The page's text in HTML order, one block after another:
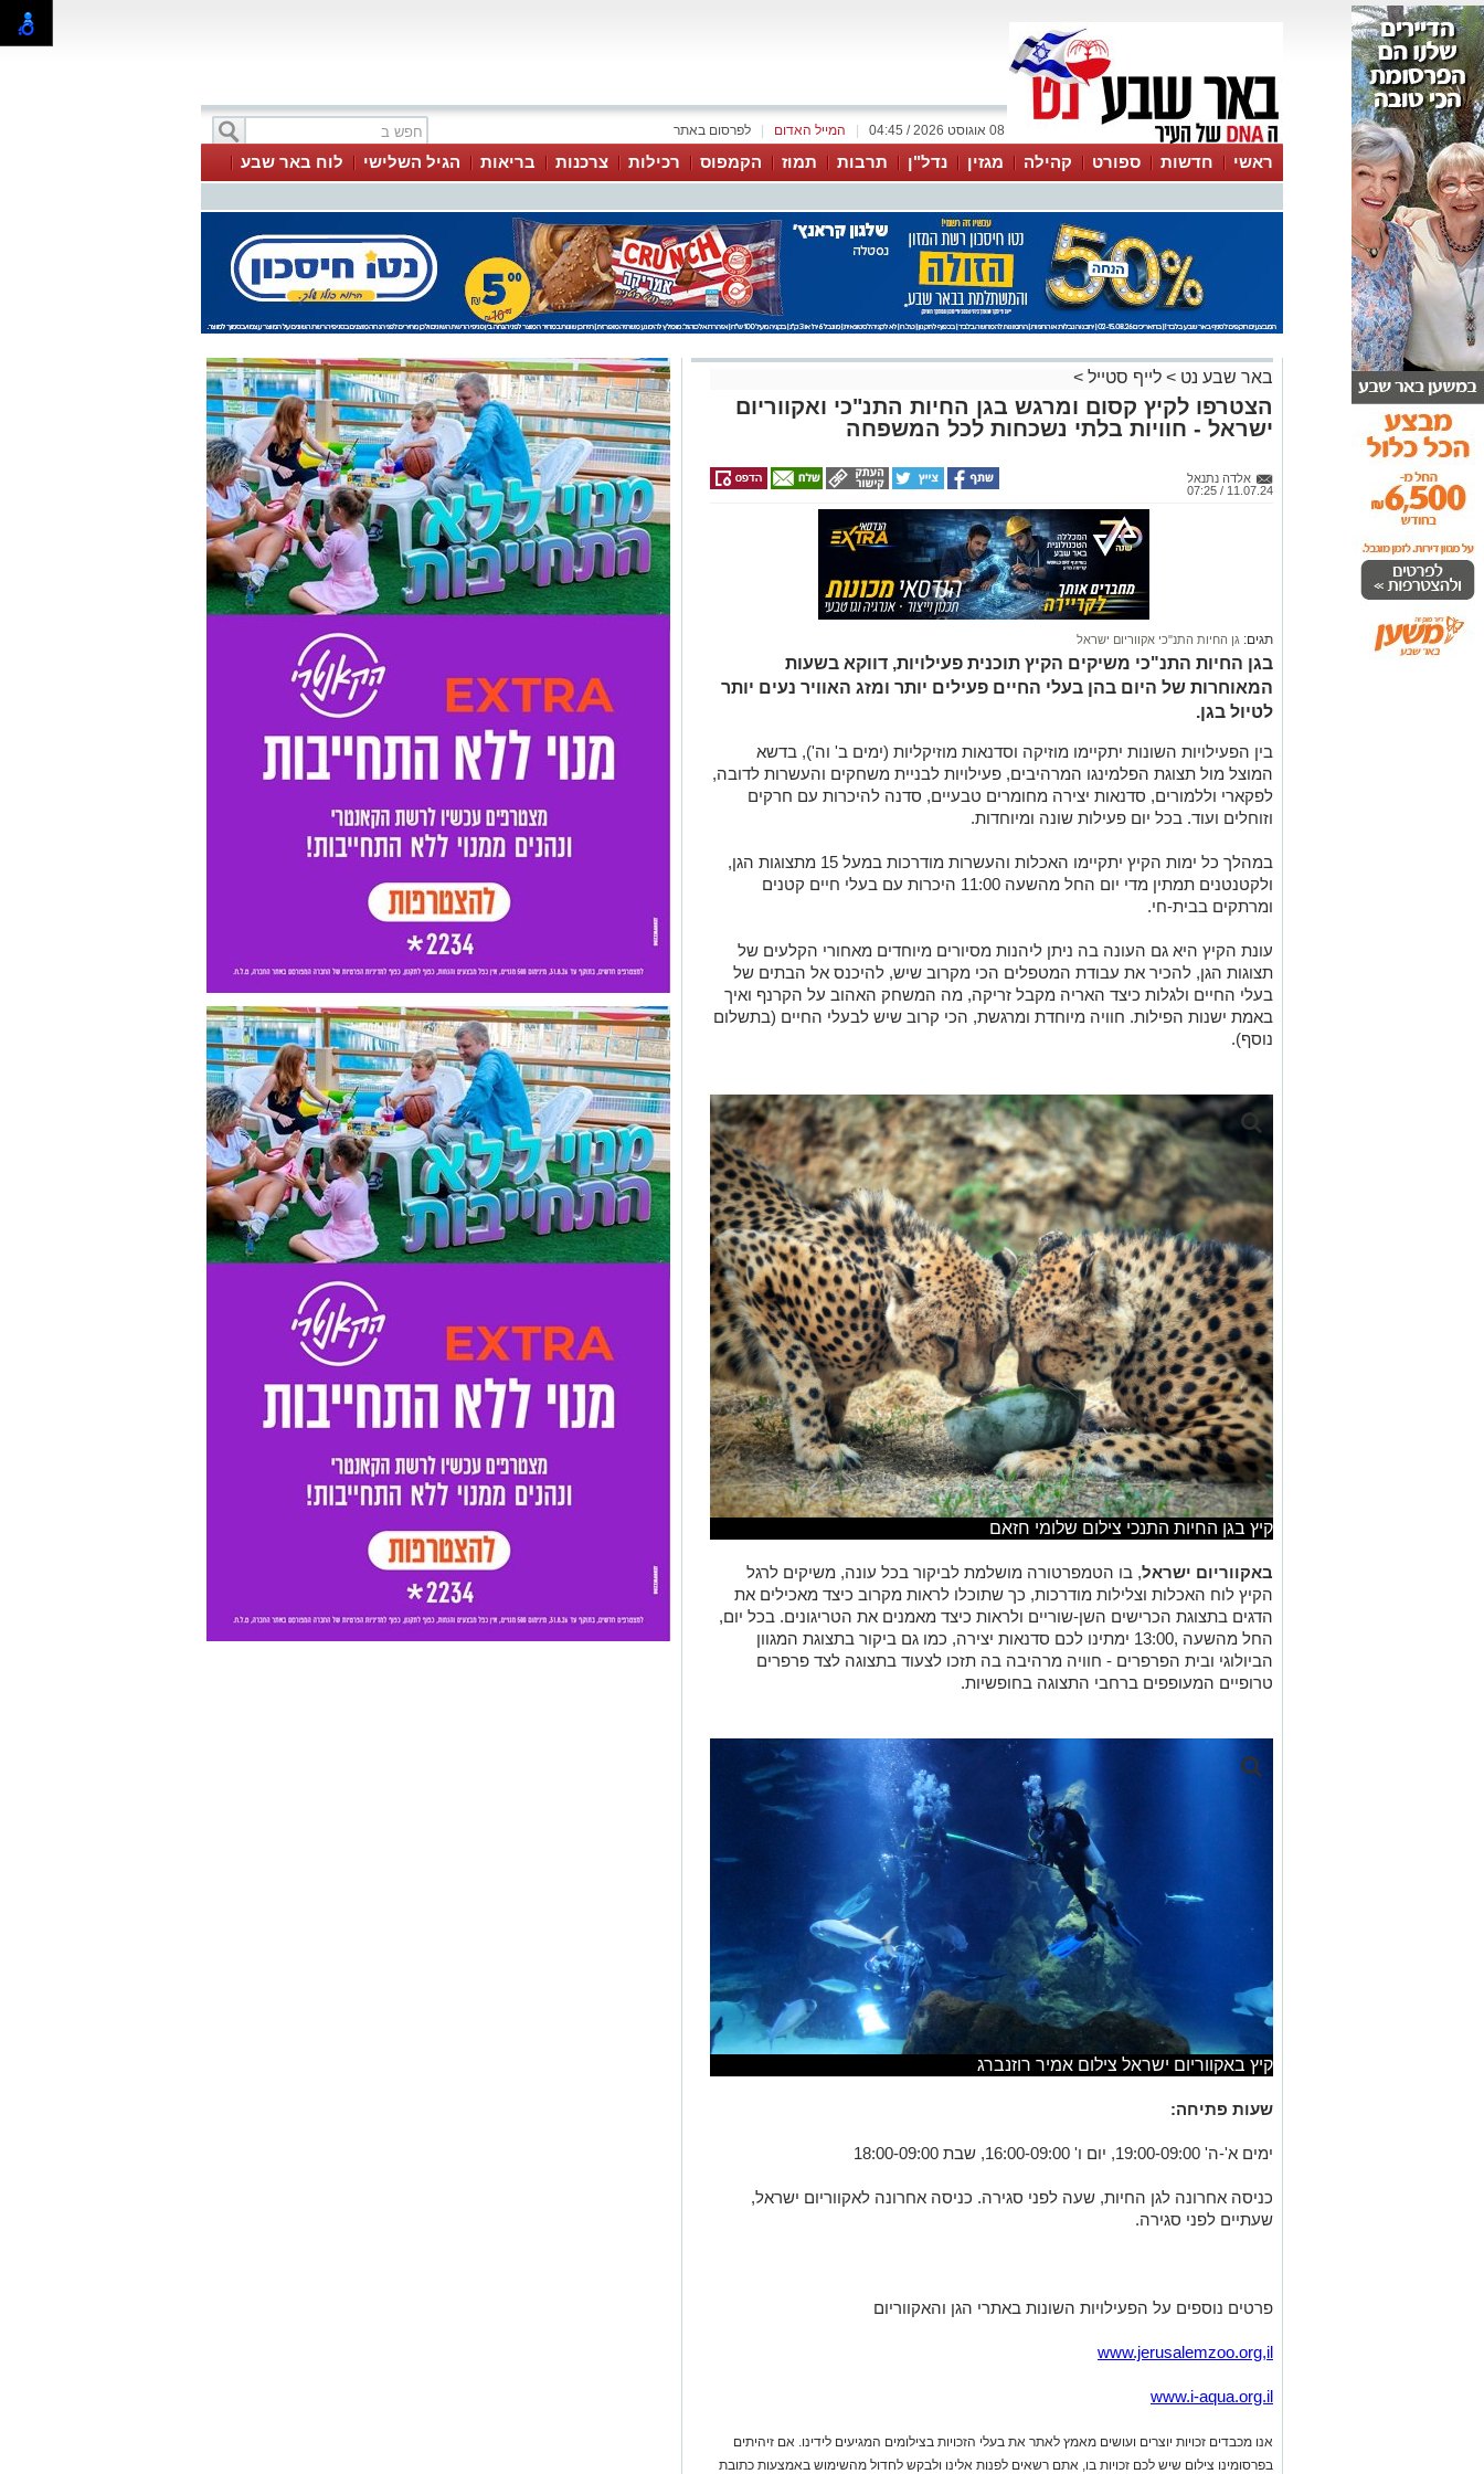
לפרסום באתר המייל האדום 08 אוגוסט 2026 / 04:45
ראשי חדשות ספורט קהילה מגזין נדל"ן תרבות תמוז הקמפוס רכילות צרכנות בריאות הגיל השלישי
לוח באר שבע
באר שבע נט > לייף סטייל >
הצטרפו לקיץ קסום ומרגש בגן החיות התנ"כי ואקווריום
ישראל - חוויות בלתי נשכחות לכל המשפחה
אלדה נתנאל
11.07.24 / 07:25
תגים: גן החיות התנ"כי אקווריום ישראל
בגן החיות התנ"כי משיקים הקיץ תוכנית פעילויות, דווקא בשעות
המאוחרות של היום בהן בעלי החיים פעילים יותר ומזג האוויר נעים יותר
לטיול בגן.
בין הפעילויות השונות יתקיימו מוזיקה וסדנאות מוזיקליות (ימים ב' וה'), בדשא
המוצל מול תצוגת הפלמינגו המרהיבים, פעילויות לבניית משחקים והעשרות לדובה,
לפקארי וללמורים, סדנאות יצירה מחומרים טבעיים, סדנה להיכרות עם חרקים
וזוחלים ועוד. בכל יום פעילות שונה ומיוחדות.
במהלך כל ימות הקיץ יתקיימו האכלות והעשרות מודרכות במעל 15 מתצוגות הגן,
ולקטנטנים תמתין מדי יום החל מהשעה 11:00 היכרות עם בעלי חיים קטנים
ומרתקים בבית-חי.
עונת הקיץ היא גם העונה בה ניתן ליהנות מסיורים מיוחדים מאחורי הקלעים של
תצוגות הגן, להכיר את עבודת המטפלים הכי מקרוב שיש, להיכנס אל הבתים של
בעלי החיים ולגלות כיצד האריה מקבל זריקה, מה המשחק האהוב על הקרנף ואיך
באמת ישנות הפילות. חוויה מיוחדת ומרגשת, הכי קרוב שיש לבעלי החיים (בתשלום
נוסף).
קיץ בגן החיות התנכי צילום שלומי חזאם
באקווריום ישראל, בו הטמפרטורה מושלמת לביקור בכל עונה, משיקים לרגל
הקיץ לוח האכלות וצלילות מודרכות, כך שתוכלו לראות מקרוב כיצד מאכילים את
הדגים בתצוגת הכרישים השן-שוריים ולראות כיצד מאמנים את הטריגונים. בכל יום,
החל מהשעה ,13:00 ימתינו לכם סדנאות יצירה, כמו גם ביקור בתצוגת המגוון
הביולוגי ובית הפרפרים - חוויה מרהיבה בה תזכו לצעוד בתצוגה לצד פרפרים
טרופיים המעופפים ברחבי התצוגה בחופשיות.
קיץ באקווריום ישראל צילום אמיר רוזנברג
שעות פתיחה:
ימים א'-ה' 19:00-09:00, יום ו' 16:00-09:00, שבת 18:00-09:00
כניסה אחרונה לגן החיות, שעה לפני סגירה. כניסה אחרונה לאקווריום ישראל,
שעתיים לפני סגירה.
פרטים נוספים על הפעילויות השונות באתרי הגן והאקווריום
www.jerusalemzoo.org,il
www.i-aqua.org.il
אנו מכבדים זכויות יוצרים ועושים מאמץ לאתר את בעלי הזכויות בצילומים המגיעים לידינו. אם זיהיתים
בפרסומינו צילום שיש לכם זכויות בו, אתם רשאים לפנות אלינו ולבקש לחדול מהשימוש באמצעות כתובת